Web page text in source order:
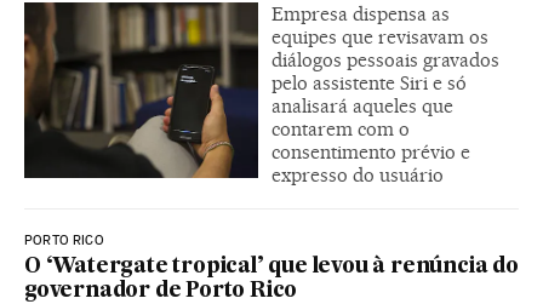
Empresa dispensa as
equipes que revisavam os
diálogos pessoais gravados
pelo assistente Siri e só
analisará aqueles que
contarem com o
consentimento prévio e
expresso do usuário
PORTO RICO
O ‘Watergate tropical’ que levou à renúncia do
governador de Porto Rico